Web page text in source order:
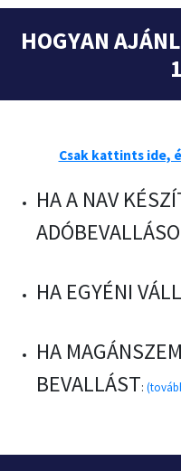
HOGYAN
Csak kattints ide,
HA A NAV
HA EGYÉNI
HA
BEVALLÁST: